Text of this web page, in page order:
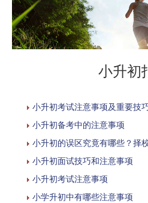
小升初
小升初考试注意事项及重要技
小升初备考中的注意事项
小升初的误区究竟有哪些？择
小升初面试技巧和注意事项
小升初考试注意事项
小学升初中有哪些注意事项